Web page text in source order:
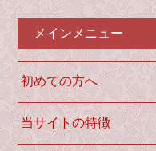
メインメニュー
初めての方へ
当サイトの特徴